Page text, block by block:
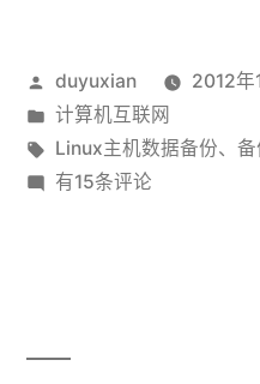
自
动
备
发
布
者：
duyuxian
2012年
发
布
于
计算机互联网
标
签：
Linux主机数据备份、
Linux
有15条评论